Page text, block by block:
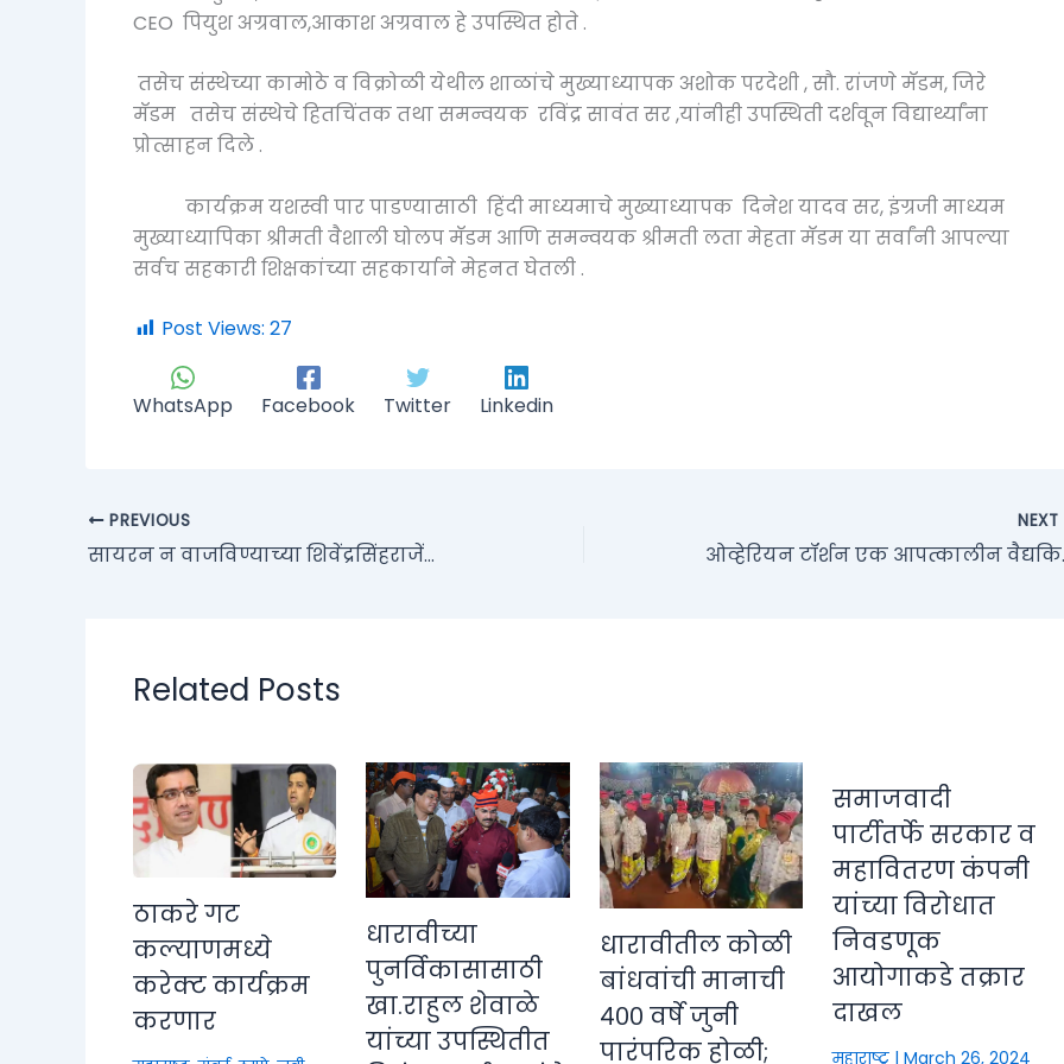
CEO पियुश अग्रवाल,आकाश अग्रवाल हे उपस्थित होते .
तसेच संस्थेच्या कामोठे व विक्रोळी येथील शाळांचे मुख्याध्यापक अशोक परदेशी , सौ. रांजणे मॅडम, जिरे
मॅडम तसेच संस्थेचे हितचिंतक तथा समन्वयक रविंद्र सावंत सर ,यांनीही उपस्थिती दर्शवून विद्यार्थ्यांना
प्रोत्साहन दिले .
कार्यक्रम यशस्वी पार पाडण्यासाठी हिंदी माध्यमाचे मुख्याध्यापक दिनेश यादव सर, इंग्रजी माध्यम
मुख्याध्यापिका श्रीमती वैशाली घोलप मॅडम आणि समन्वयक श्रीमती लता मेहता मॅडम या सर्वांनी आपल्या
सर्वच सहकारी शिक्षकांच्या सहकार्याने मेहनत घेतली .
Post Views: 27
WhatsApp Facebook Twitter Linkedin
PREVIOUS
सायरन न वाजविण्याच्या शिवेंद्रसिंहराजेंच्या सूचना
NEXT
Related Posts
ठाकरे गट
कल्याणमध्ये
करेक्ट कार्यक्रम
करणार
धारावीच्या
पुनर्विकासासाठी
खा.राहुल शेवाळे
यांच्या उपस्थितीत
धारावीतील कोळी
बांधवांची मानाची
४०० वर्षे जुनी
पारंपरिक होळी;
समाजवादी
पार्टीतर्फे सरकार व
महावितरण कंपनी
यांच्या विरोधात
निवडणूक
आयोगाकडे तक्रार
दाखल
महाराष्ट्र| March 26, 2024